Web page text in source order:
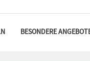
BESONDERE